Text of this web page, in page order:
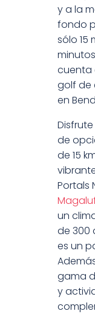
y a la
fondo
sólo 15
cuenta
golf de
en
de
de 15
Portals
un
de 300
es un
gama
y